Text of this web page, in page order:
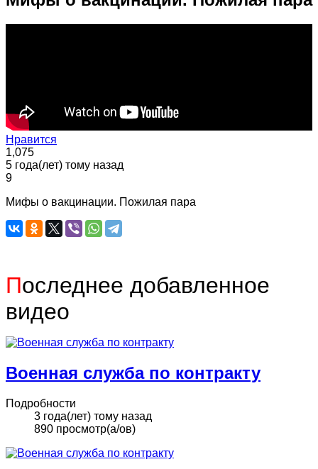
Нравится
1,075
5 года(лет) тому назад
9
Мифы о вакцинации. Пожилая пара
Последнее добавленное
видео
Военная служба по контракту
Подробности
3 года(лет) тому назад
890 просмотр(а/ов)